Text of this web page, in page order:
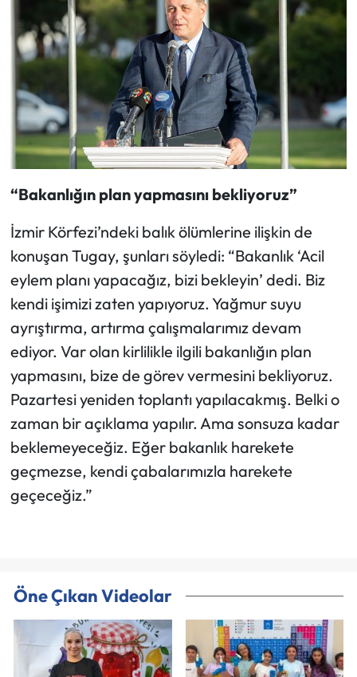
“Bakanlığın plan yapmasını bekliyoruz”
İzmir Körfezi’ndeki balık ölümlerine ilişkin de
konuşan Tugay, şunları söyledi: “Bakanlık ‘Acil
eylem planı yapacağız, bizi bekleyin’ dedi. Biz
kendi işimizi zaten yapıyoruz. Yağmur suyu
ayrıştırma, artırma çalışmalarımız devam
ediyor. Var olan kirlilikle ilgili bakanlığın plan
yapmasını, bize de görev vermesini bekliyoruz.
Pazartesi yeniden toplantı yapılacakmış. Belki o
zaman bir açıklama yapılır. Ama sonsuza kadar
beklemeyeceğiz. Eğer bakanlık harekete
geçmezse, kendi çabalarımızla harekete
geçeceğiz.”
Öne Çıkan Videolar